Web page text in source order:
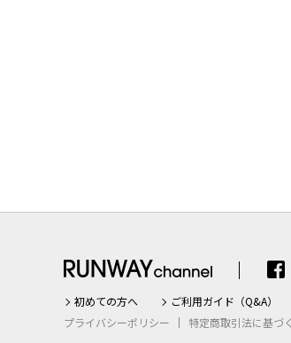
初めての方へ
ご利用ガイド（Q&A）
プライバシーポリシー
特定商取引法に基づ